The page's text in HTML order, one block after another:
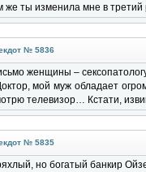
же ты изменила мне в
№ 5836
женщины –
мой муж обладает
телевизор… Кстати,
№ 5835
но богатый банкир